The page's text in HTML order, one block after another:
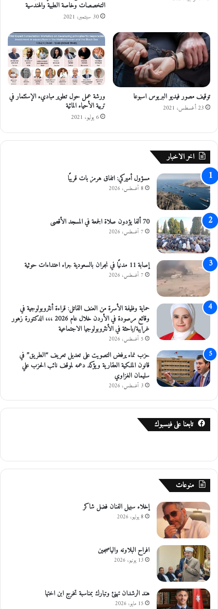
ةا
و
ن
ع
ا
ل
أ
ا
ل
ا
م
ل
م
ك
ا
ف
ح
ة
ا
ل
خ
د
ر
ت
التخصصات وخاصة الطبية والهندسية
30 سبتمبر، 2021
توقيف مصور فيديو البريوس اسبوعا
23 أغسطس، 2021
ورشة عمل حول تطوير مباديء الإستثمار في
تربية الأحياء المائية
6 يوليو، 2021
اخر الاخبار
مسؤول أميركي: اتفاق هرمز بات قريبًا
8 أغسطس، 2026
70 ألفا يؤدون صلاة الجمعة في المسجد الأقصى
7 أغسطس، 2026
إصابة 11 مدنيًا في نجران بالسعودية جراء اعتداءات حوثية
7 أغسطس، 2026
حماية وظيفة الأسرة من العنف القاتل: قراءة أنثروبولوجية في
وقائع مرصودة في الأردن خلال عام 2026 ،،، الدكتورة زهور
غرايبة/باحثة في الأنثروبولوجيا الاجتماعية
5 أغسطس، 2026
حزب نماء يرفض التصويت على تعديل تعريف “الطريق” في
قانون الملكية العقارية ويؤكد دعمه لموقف نائب الحزب علي
سليمان الغزاوي
3 أغسطس، 2026
تابعنا على فيسبوك
منوعات
إخلاء سبيل الفنان فضل شاكر
8 يوليو، 2026
افراح البلاونه والياصجين
13 يونيو، 2026
هند الرشدان تهنئ وتبارك بمناسبة تخرج ابن اختها
15 مايو، 2026